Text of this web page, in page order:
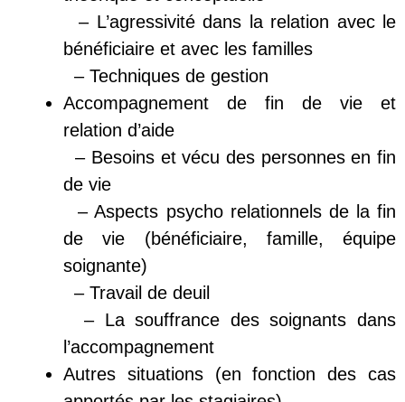
– L’agressivité dans la relation avec le
bénéficiaire et avec les familles
– Techniques de gestion
Accompagnement de fin de vie et
relation d’aide
– Besoins et vécu des personnes en fin
de vie
– Aspects psycho relationnels de la fin
de vie (bénéficiaire, famille, équipe
soignante)
– Travail de deuil
– La souffrance des soignants dans
l’accompagnement
Autres situations (en fonction des cas